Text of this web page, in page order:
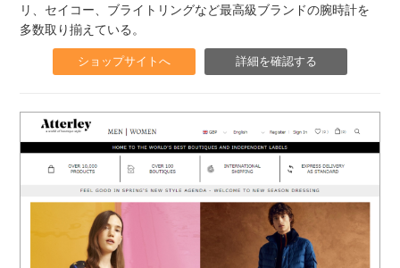
リ、セイコー、ブライトリングなど最高級ブランドの腕時計を
多数取り揃えている。
ショップサイトへ 詳細を確認する